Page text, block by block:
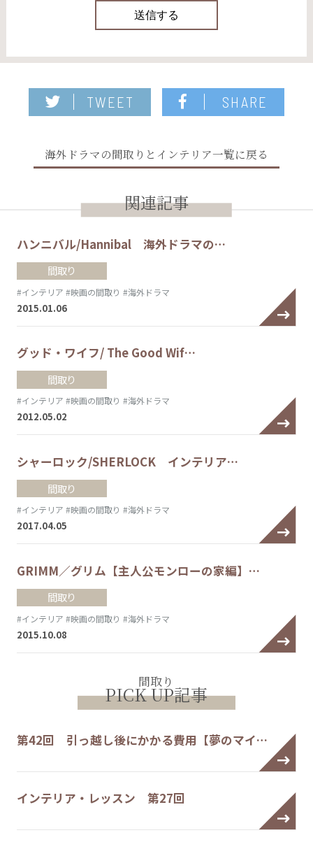
TWEET SHARE
海外ドラマの間取りとインテリア一覧に戻る
関連記事
ハンニバル/Hannibal 海外ドラマの…
間取り
#インテリア #映画の間取り #海外ドラマ
2015.01.06
グッド・ワイフ/ The Good Wif…
間取り
#インテリア #映画の間取り #海外ドラマ
2012.05.02
シャーロック/SHERLOCK インテリア…
間取り
#インテリア #映画の間取り #海外ドラマ
2017.04.05
GRIMM／グリム【主人公モンローの家編】…
間取り
#インテリア #映画の間取り #海外ドラマ
2015.10.08
間取り
PICK UP記事
第42回 引っ越し後にかかる費用【夢のマイ…
インテリア・レッスン 第27回